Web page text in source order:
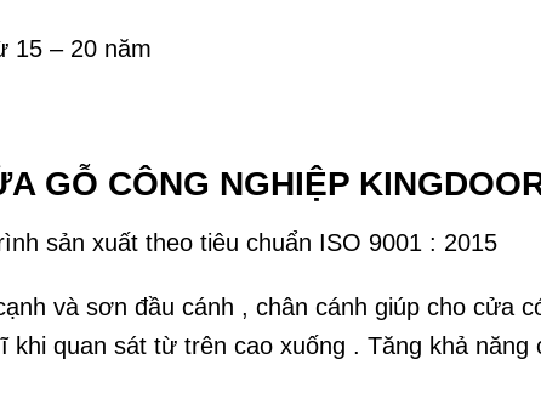
15 – 20 năm
GỖ CÔNG NGHIỆP
sản xuất theo tiêu chuẩn ISO 9001 : 2015
và sơn đầu cánh , chân cánh giúp cho cửa
khi quan sát từ trên cao xuống . Tăng khả năng